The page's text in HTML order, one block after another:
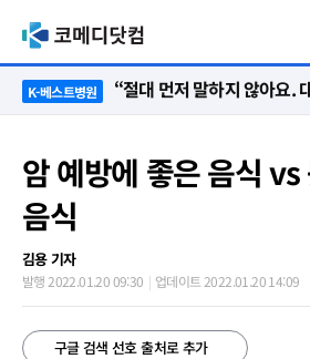
K-베스트병원
암 예방에 좋은 음식
음식
김용 기자
발행 2022.01.20 09:30 업데이트 2022.01.20 14:09
구글 검색 선호 출처로 추가